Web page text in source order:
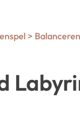
> Balanceren